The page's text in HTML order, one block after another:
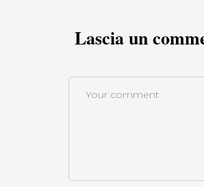
Lascia un